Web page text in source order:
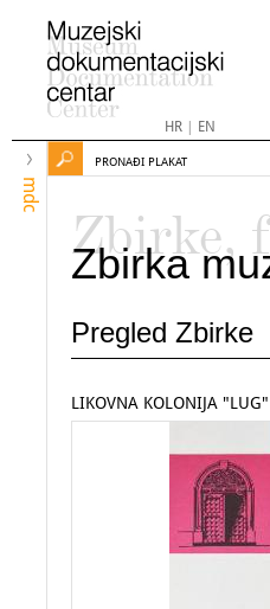
HR| EN
mdc
PRONAĐI PLAKAT
Zbirke,
Zbirka
Pregled Zbirke
LIKOVNA KOLONIJA